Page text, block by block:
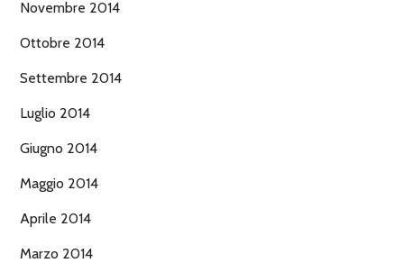
Novembre 2014
Ottobre 2014
Settembre 2014
Luglio 2014
Giugno 2014
Maggio 2014
Aprile 2014
Marzo 2014